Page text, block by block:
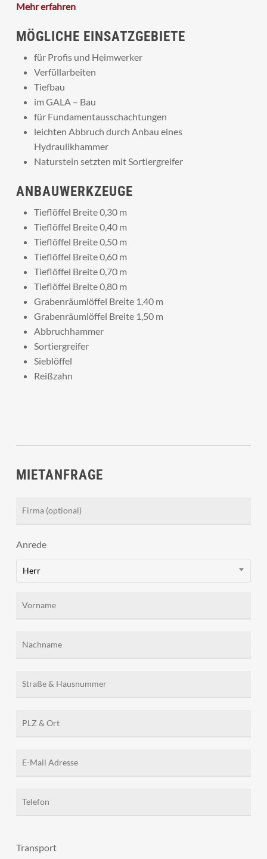
Mehr erfahren
MÖGLICHE EINSATZGEBIETE
für Profis und Heimwerker
Verfüllarbeiten
Tiefbau
im GALA – Bau
für Fundamentausschachtungen
leichten Abbruch durch Anbau eines
Hydraulikhammer
Naturstein setzten mit Sortiergreifer
ANBAUWERKZEUGE
Tieflöffel Breite 0,30 m
Tieflöffel Breite 0,40 m
Tieflöffel Breite 0,50 m
Tieflöffel Breite 0,60 m
Tieflöffel Breite 0,70 m
Tieflöffel Breite 0,80 m
Grabenräumlöffel Breite 1,40 m
Grabenräumlöffel Breite 1,50 m
Abbruchhammer
Sortiergreifer
Sieblöffel
Reißzahn
MIETANFRAGE
Anrede
Herr
Transport